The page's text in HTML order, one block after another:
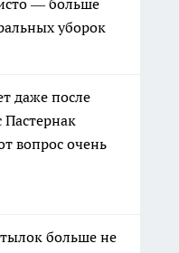
— больше
уборок
даже после
вопрос очень
больше не